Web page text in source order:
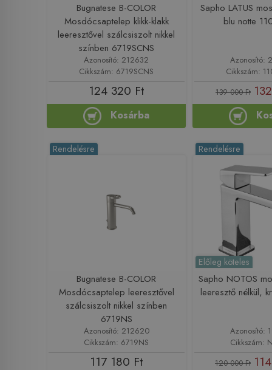
Bugnatese B-COLOR
Mosdócsaptelep klikk-klakk
leeresztővel szálcsiszolt nikkel
színben 6719SCNS
Azonosító: 212632
Cikkszám: 6719SCNS
124 320 Ft
Kosárba
Sapho LATUS
blu notte
Azonosító:
Cikkszám:
139 000 Ft
Rendelésre
Bugnatese B-COLOR
Mosdócsaptelep leeresztővel
szálcsiszolt nikkel színben
6719NS
Azonosító: 212620
Cikkszám: 6719NS
117 180 Ft
Rendelésre
Előleg köteles
Sapho NOTOS
leeresztő nélkül,
Azonosító:
Cikkszám:
120 000 Ft